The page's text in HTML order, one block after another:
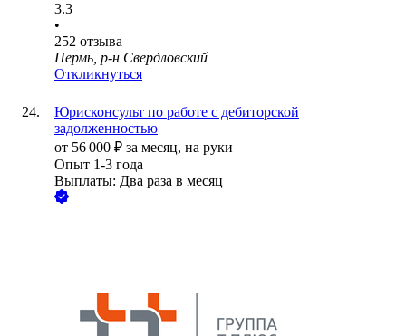
3.3
•
252 отзыва
Пермь, р-н Свердловский
Откликнуться
Юрисконсульт по работе с дебиторской
задолженностью
от 56 000 ₽ за месяц, на руки
Опыт 1-3 года
Выплаты: Два раза в месяц